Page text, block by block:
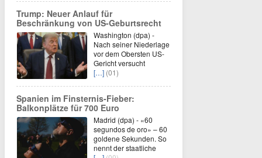
Trump: Neuer Anlauf für
Beschränkung von US-Geburtsrecht
Washington (dpa) -
Nach seiner Niederlage
vor dem Obersten US-
Gericht versucht
[…] (01)
Spanien im Finsternis-Fieber:
Balkonplätze für 700 Euro
Madrid (dpa) - «60
segundos de oro» – 60
goldene Sekunden. So
nennt der staatliche